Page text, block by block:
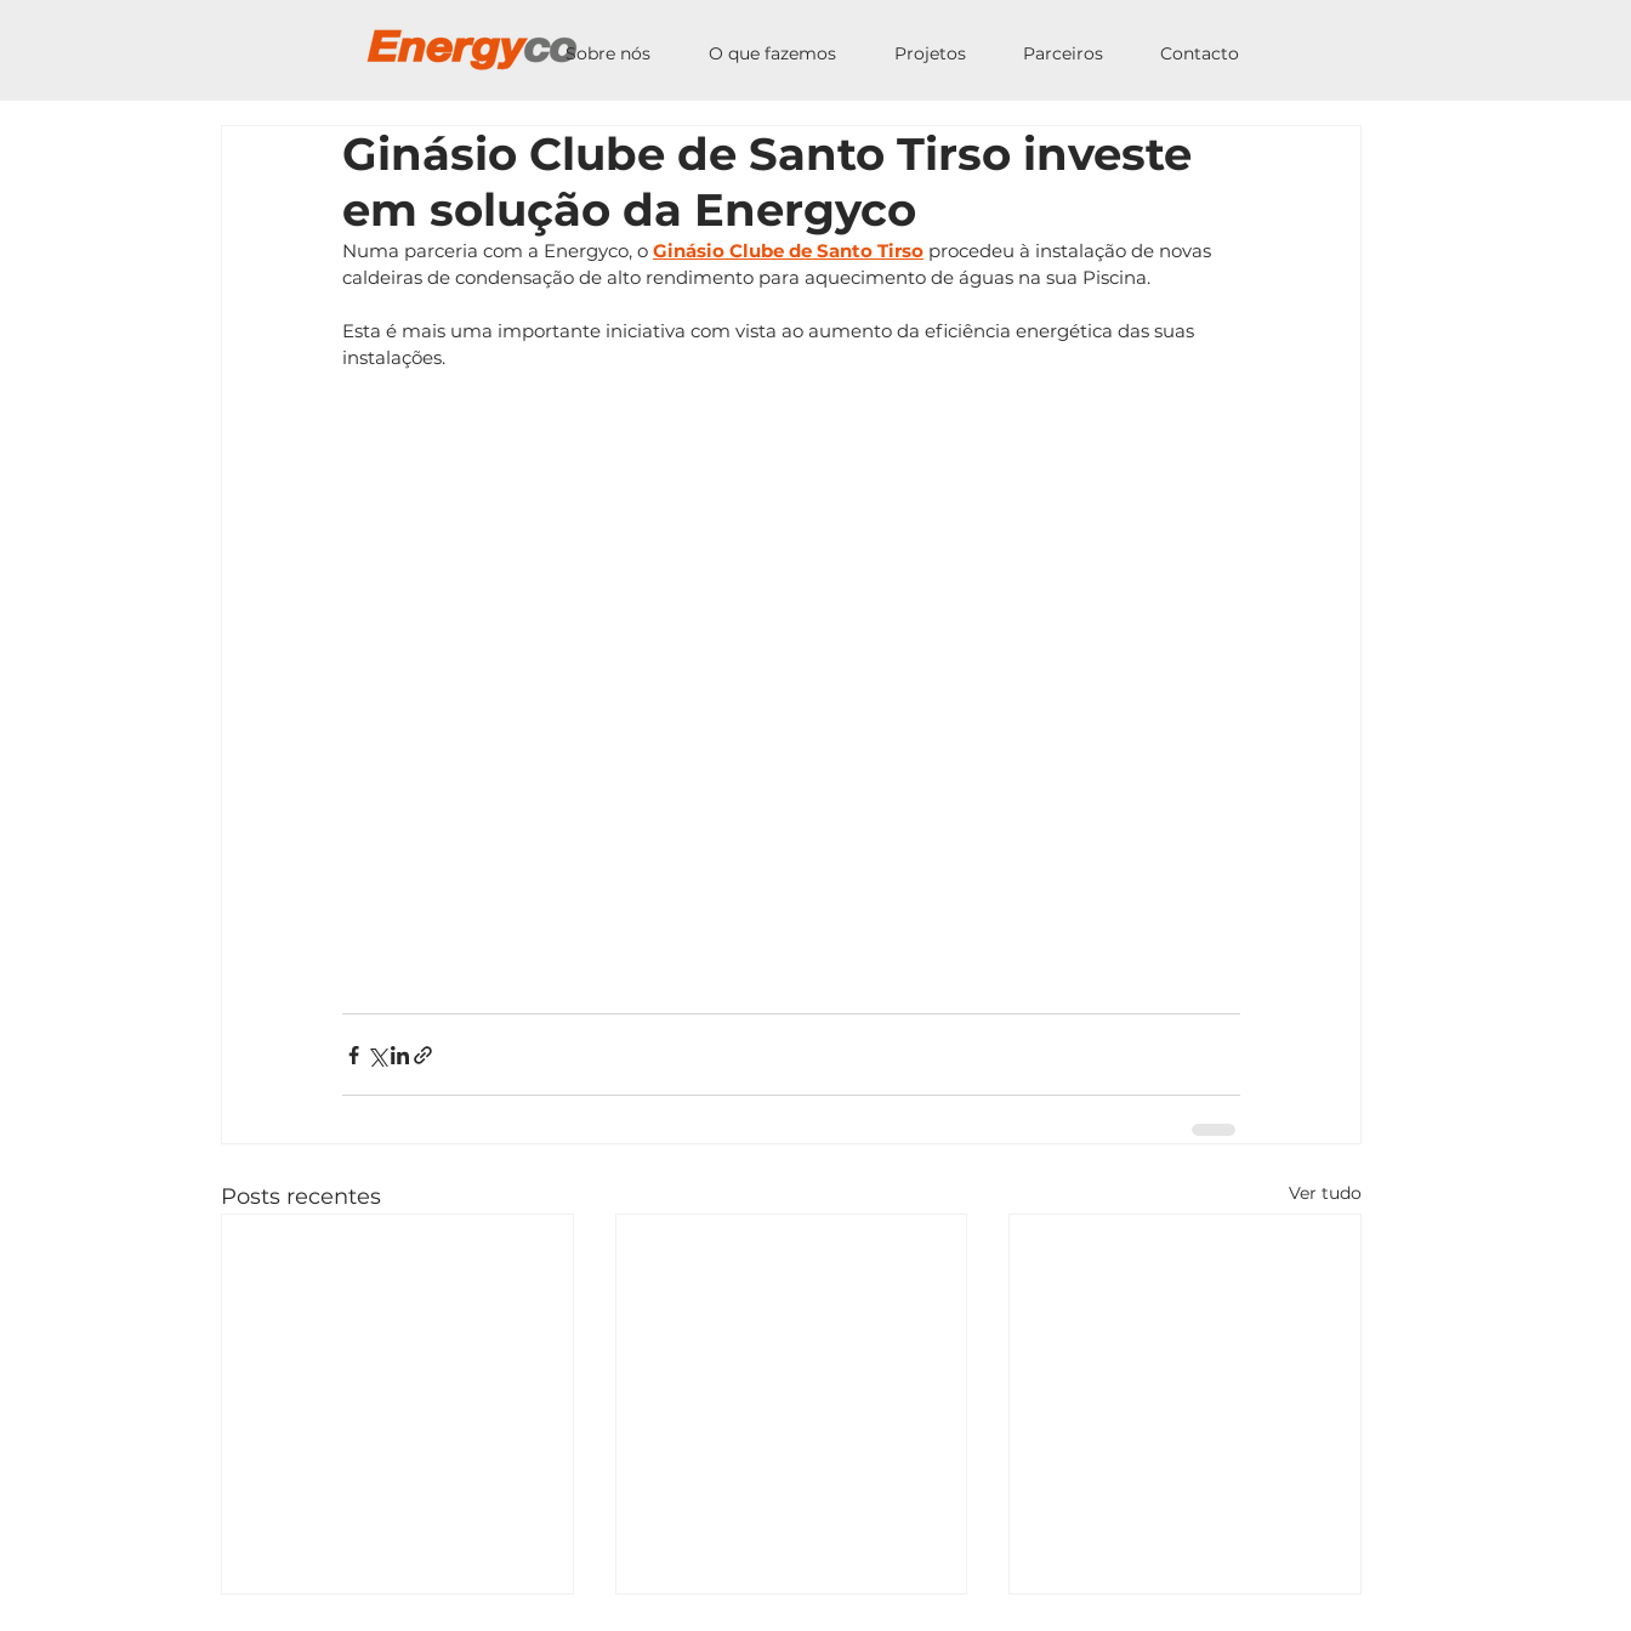
Sobre nós O que fazemos Projetos Parceiros Contacto
Ginásio Clube de Santo Tirso investe
em solução da Energyco
Numa parceria com a Energyco, o Ginásio Clube de Santo Tirso procedeu à instalação de novas
caldeiras de condensação de alto rendimento para aquecimento de águas na sua Piscina.
Esta é mais uma importante iniciativa com vista ao aumento da eficiência energética das suas
instalações.
Posts recentes Ver tudo